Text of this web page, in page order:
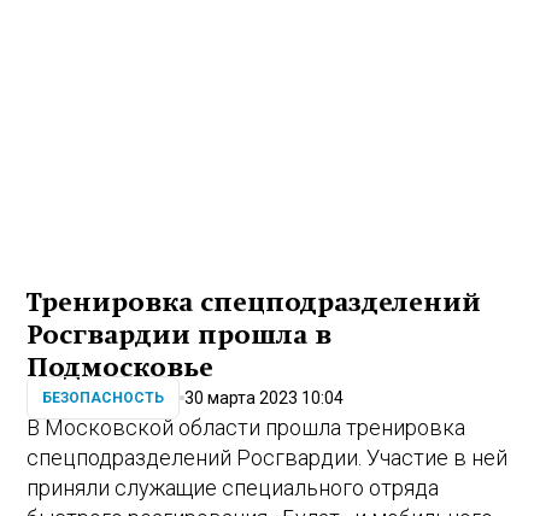
Тренировка спецподразделений
Росгвардии прошла в
Подмосковье
БЕЗОПАСНОСТЬ 30 марта 2023 10:04
В Московской области прошла тренировка
спецподразделений Росгвардии. Участие в ней
приняли служащие специального отряда